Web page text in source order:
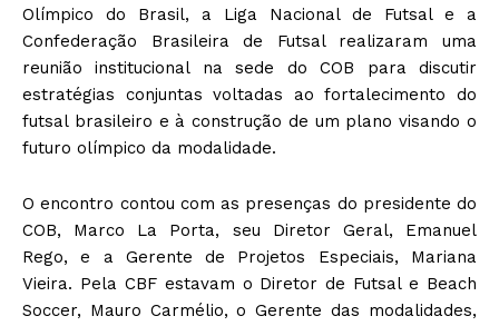
Olímpico do Brasil, a Liga Nacional de Futsal e a
Confederação Brasileira de Futsal realizaram uma
reunião institucional na sede do COB para discutir
estratégias conjuntas voltadas ao fortalecimento do
futsal brasileiro e à construção de um plano visando o
futuro olímpico da modalidade.
O encontro contou com as presenças do presidente do
COB, Marco La Porta, seu Diretor Geral, Emanuel
Rego, e a Gerente de Projetos Especiais, Mariana
Vieira. Pela CBF estavam o Diretor de Futsal e Beach
Soccer, Mauro Carmélio, o Gerente das modalidades,